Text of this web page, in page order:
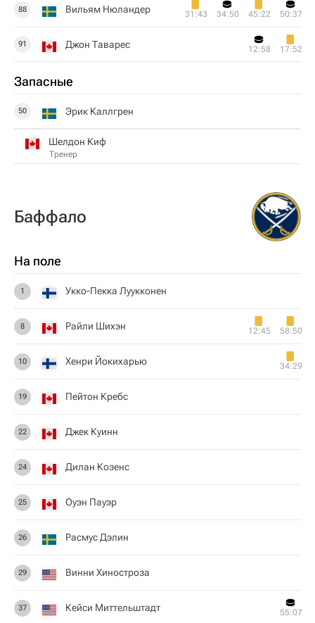
88 Вильям Нюландер 31:43 34:50 45:22 50:37
91 Джон Таварес 12:58 17:52
Запасные
50 Эрик Каллгрен
Шелдон Киф
Тренер
Баффало
На поле
1 Укко-Пекка Луукконен
8 Райли Шихэн 12:45 58:50
10 Хенри Йокихарью 34:29
19 Пейтон Кребс
22 Джек Куинн
24 Дилан Козенс
25 Оуэн Пауэр
26 Расмус Дэлин
29 Винни Хиностроза
37 Кейси Миттельштадт 55:07